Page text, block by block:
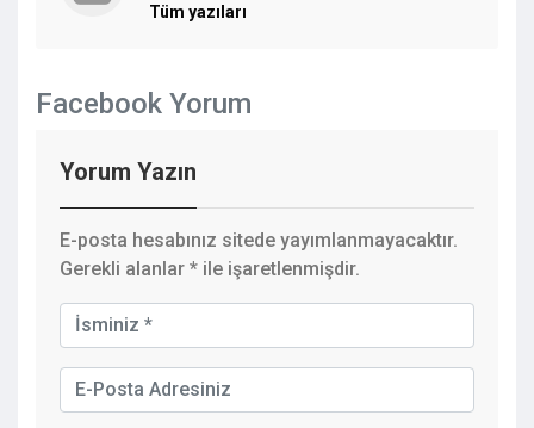
Tüm yazıları
Facebook Yorum
Yorum Yazın
E-posta hesabınız sitede yayımlanmayacaktır.
Gerekli alanlar * ile işaretlenmişdir.